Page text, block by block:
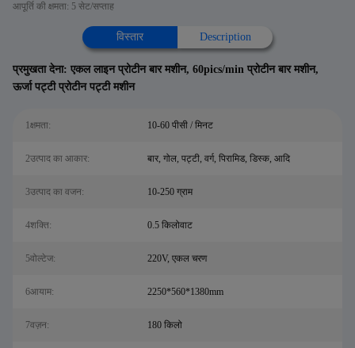
आपूर्ति की क्षमता: 5 सेट/सप्ताह
विस्तार Description
प्रमुखता देना: एकल लाइन प्रोटीन बार मशीन, 60pics/min प्रोटीन बार मशीन,
ऊर्जा पट्टी प्रोटीन पट्टी मशीन
1क्षमता: 10-60 पीसी / मिनट
2उत्पाद का आकार: बार, गोल, पट्टी, वर्ग, पिरामिड, डिस्क, आदि
3उत्पाद का वजन: 10-250 ग्राम
4शक्ति: 0.5 किलोवाट
5वोल्टेज: 220V, एकल चरण
6आयाम: 2250*560*1380mm
7वज़न: 180 किलो